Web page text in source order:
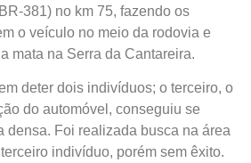
381) no km 75, fazendo os
o veículo no meio da rodovia e
mata na Serra da Cantareira.
deter dois indivíduos; o terceiro, o
do automóvel, conseguiu se
densa. Foi realizada busca na área
indivíduo, porém sem êxito.